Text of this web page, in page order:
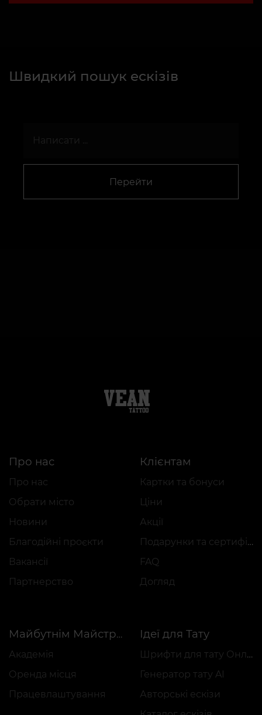
Швидкий пошук ескізів
Перейти
Про нас
Про нас
Обрати місто
Новини
Благодійні проєкти
Вакансії
Партнерство
Клієнтам
Картки та бонуси
Ціни
Акції
Подарунки та сертифікати
FAQ
Догляд
Майбутнім Майстрам
Академія
Оренда місця
Працевлаштування
Ідеї для Тату
Шрифти для тату Онлайн
Генератор тату AI
Авторські ескізи